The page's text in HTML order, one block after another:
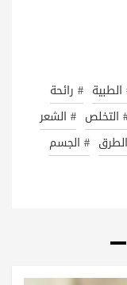
# رائحة
التخلص # الشعر
# الجسم